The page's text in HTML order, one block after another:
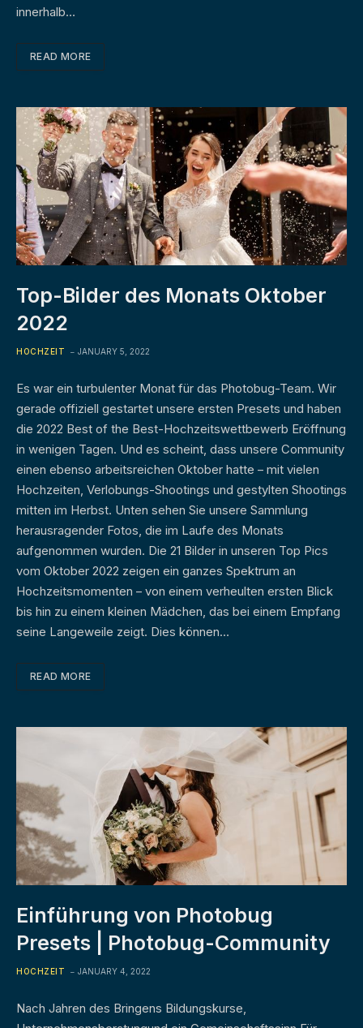
innerhalb…
READ MORE
Top-Bilder des Monats Oktober
2022
HOCHZEIT JANUARY 5, 2022
Es war ein turbulenter Monat für das Photobug-Team. Wir
gerade offiziell gestartet unsere ersten Presets und haben
die 2022 Best of the Best-Hochzeitswettbewerb Eröffnung
in wenigen Tagen. Und es scheint, dass unsere Community
einen ebenso arbeitsreichen Oktober hatte – mit vielen
Hochzeiten, Verlobungs-Shootings und gestylten Shootings
mitten im Herbst. Unten sehen Sie unsere Sammlung
herausragender Fotos, die im Laufe des Monats
aufgenommen wurden. Die 21 Bilder in unseren Top Pics
vom Oktober 2022 zeigen ein ganzes Spektrum an
Hochzeitsmomenten – von einem verheulten ersten Blick
bis hin zu einem kleinen Mädchen, das bei einem Empfang
seine Langeweile zeigt. Dies können…
READ MORE
Einführung von Photobug
Presets | Photobug-Community
HOCHZEIT JANUARY 4, 2022
Nach Jahren des Bringens Bildungskurse,